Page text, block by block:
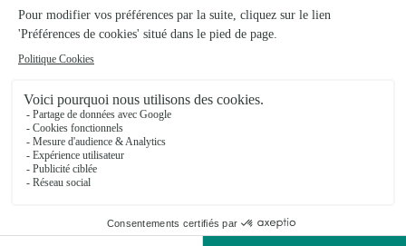
Jardins Loisirs
★★★★★4.5 (57)
Voir la boutique